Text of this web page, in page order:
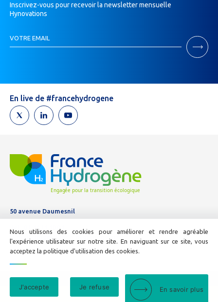
Inscrivez-vous pour recevoir la newsletter mensuelle
Hynovations
Newsletter
VOTRE EMAIL
Si
un
humain,
ne
remplissez
pas
En live de #francehydrogene
50 avenue Daumesnil
01 44 11 10 04
E-mail :
info@france-hydrogene.org
Mentions légales
Nous utilisons des cookies pour améliorer et rendre agréable
l'expérience utilisateur sur notre site. En naviguant sur ce site, vous
acceptez la politique d'utilisation des cookies.
J'accepte Je refuse En savoir plus